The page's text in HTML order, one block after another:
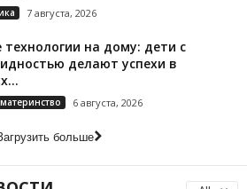
7 августа, 2026
технологии на дому: дети с
делают успехи в
6 августа, 2026
больше